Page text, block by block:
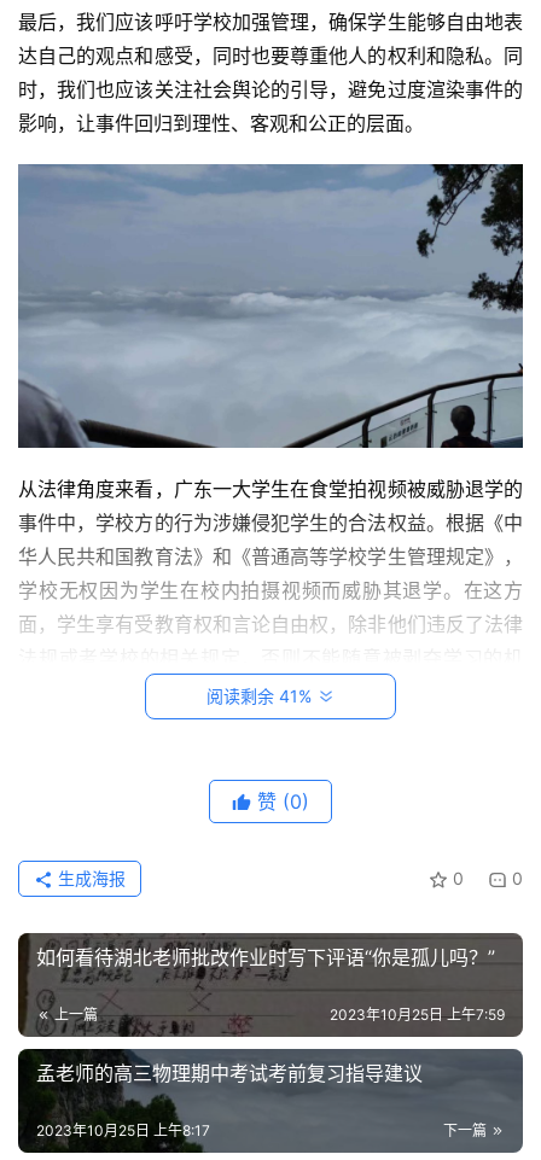
首
创
意
悟
理
教
笔
的
作
品
教
登录
最后，我们应该呼吁学校加强管理，确保学生能够自由地表
达自己的观点和感受，同时也要尊重他人的权利和隐私。同
时，我们也应该关注社会舆论的引导，避免过度渲染事件的
影响，让事件回归到理性、客观和公正的层面。
从法律角度来看，广东一大学生在食堂拍视频被威胁退学的
事件中，学校方的行为涉嫌侵犯学生的合法权益。根据《中
华人民共和国教育法》和《普通高等学校学生管理规定》，
学校无权因为学生在校内拍摄视频而威胁其退学。在这方
面，学生享有受教育权和言论自由权，除非他们违反了法律
才、传授知识和技能的职责。然而，在过去的一段时间里，
有些学校却以各种理由对学生采取严厉的管理方式，甚至有
这不禁让人思考：学校究竟是应该以培养人才为主，还是以
培养学生的全面素质和能力上，而不是过分强调对学生的管
理。
从社会角度来看，这一事件引发了公众对于学校管理和学生
权利的关注。在现代社会，信息和传播渠道越来越广泛，学
生在校内拍摄视频并分享到社交媒体上的行为并不罕见。然
而，学校在处理类似事件时，往往采取过于严厉的手段，导
阅读剩余 41%
赞 (0)
0 0
生成海报
如何看待湖北老师批改作业时写下评语“你是孤儿吗？”
上一篇 2023年10月25日 上午7:59
孟老师的高三物理期中考试考前复习指导建议
下一篇
2023年10月25日 上午8:17